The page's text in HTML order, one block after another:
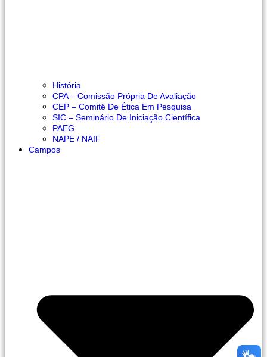
História
CPA – Comissão Própria De Avaliação
CEP – Comitê De Ética Em Pesquisa
SIC – Seminário De Iniciação Científica
PAEG
NAPE / NAIF
Campos